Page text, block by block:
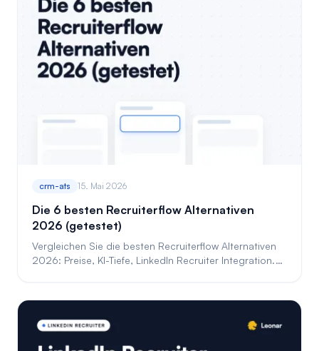
crm-ats 15. Mai 2026
Die 6 besten Recruiterflow Alternativen
2026 (getestet)
Vergleichen Sie die besten Recruiterflow Alternativen
2026: Preise, KI-Tiefe, LinkedIn Recruiter Integration.